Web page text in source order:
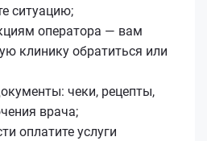
ситуацию;
оператора — вам
клинику обратиться или
чеки, рецепты,
врача;
оплатите услуги